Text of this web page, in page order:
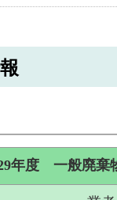
年度 一般廃棄